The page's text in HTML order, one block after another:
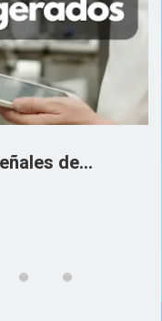
de…